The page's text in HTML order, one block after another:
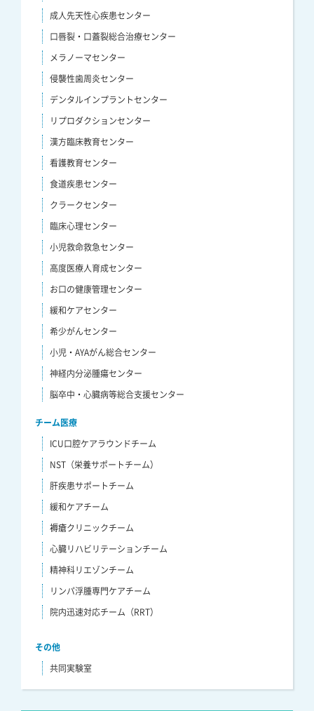
成人先天性心疾患センター
口唇裂・口蓋裂総合治療センター
メラノーマセンター
侵襲性歯周炎センター
デンタルインプラントセンター
リプロダクションセンター
漢方臨床教育センター
看護教育センター
食道疾患センター
クラークセンター
臨床心理センター
小児救命救急センター
高度医療人育成センター
お口の健康管理センター
緩和ケアセンター
希少がんセンター
小児・AYAがん総合センター
神経内分泌腫瘍センター
脳卒中・心臓病等総合支援センター
チーム医療
ICU口腔ケアラウンドチーム
NST（栄養サポートチーム）
肝疾患サポートチーム
緩和ケアチーム
褥瘡クリニックチーム
心臓リハビリテーションチーム
精神科リエゾンチーム
リンパ浮腫専門ケアチーム
院内迅速対応チーム（RRT）
その他
共同実験室